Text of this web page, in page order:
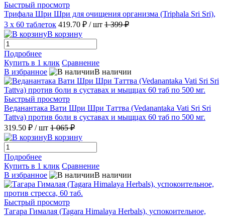
Быстрый просмотр
Трифала Шри Шри для очищения организма (Triphala Sri Sri),
3 х 60 таблеток 419.70 ₽ / шт 1 399 ₽
В корзину
Подробнее
Купить в 1 клик Сравнение
В избранное
В наличии
Быстрый просмотр
Веданантака Вати Шри Шри Таттва (Vedanantaka Vati Sri Sri
Tattva) против боли в суставах и мыщцах 60 таб по 500 мг.
319.50 ₽ / шт 1 065 ₽
В корзину
Подробнее
Купить в 1 клик Сравнение
В избранное
В наличии
Быстрый просмотр
Тагара Гималая (Tagara Himalaya Herbals), успокоительное,